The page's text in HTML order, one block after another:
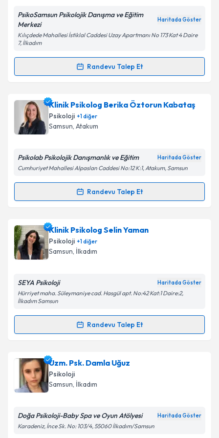
Metni'ni okudum ve kişisel verilerimin belirtilen
kapsamda işlenmesini kabul ediyorum.
Takvim Talebini Gönder
PsikoSamsun Psikolojik Danışma ve Eğitim
Merkezi
Haritada Göster
Kılıçdede Mahallesi İstiklal Caddesi Uzay Apartmanı No 173 Kat 4 Daire
7, İlkadım
Randevu Talep Et
Randevu Takvimi Talebi
Uzm. Psk. Dan. Cansu Terzioğulları Yılmaziçin
randevu takvimi talebi oluşturun. Size bu uzmandan
randevu almanız için bir takvim hazırlandığında e-
posta ile bilgilendireceğiz.
Kişisel verilerimin işlenmesine ilişkinAydınlatma
kapsamda işlenmesini kabul ediyorum.
Takvim Talebini Gönder
Klinik Psikolog Berika Öztorun Kabataş
Psikoloji +1diğer
Samsun, Atakum
Psikolab Psikolojik Danışmanlık ve Eğitim Haritada Göster
Cumhuriyet Mahallesi Alpaslan Caddesi No:12 K:1, Atakum, Samsun
Randevu Talep Et
Randevu Takvimi Talebi
Klinik Psikolog Berika Öztorun Kabataş
randevu takvimi talebi oluşturun. Size bu uzmandan
randevu almanız için bir takvim hazırlandığında e-
posta ile bilgilendireceğiz.
Kişisel verilerimin işlenmesine ilişkin
Metni'ni okudum ve kişisel verilerimin belirtilen
Takvim Talebini Gönder
Klinik Psikolog Selin Yaman
Psikoloji +1diğer
Samsun, İlkadım
SEYA Psikoloji Haritada Göster
Hürriyet maha. Süleymaniye cad. Hasgül apt. No:42 Kat:1 Daire:2,
İlkadım Samsun
Randevu Talep Et
Randevu Takvimi Talebi
Klinik Psikolog Selin Yamaniçin randevu takvimi
talebi oluşturun. Size bu uzmandan randevu almanız
için bir takvim hazırlandığında e-posta ile
bilgilendireceğiz.
Uzm. Psk. Damla Uğuz
Psikoloji
Samsun, İlkadım
Doğa Psikoloji-Baby Spa ve Oyun Atölyesi Haritada Göster
Karadeniz, İnce Sk. No: 103/4, 55060 İlkadım/Samsun